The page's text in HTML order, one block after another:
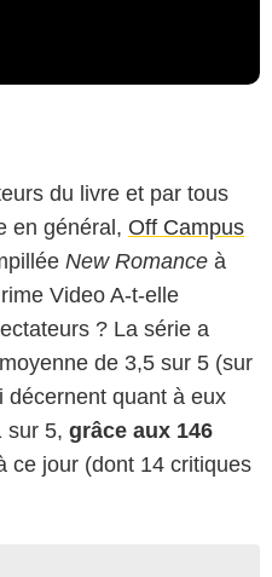
du livre et par tous
en général, Off Campus
New Romance à
Video A-t-elle
? La série a
de 3,5 sur 5 (sur
décernent quant à eux
sur 5, grâce aux 146
ce jour (dont 14 critiques